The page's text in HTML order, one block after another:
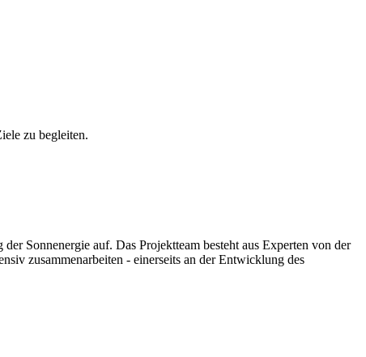
zu begleiten.
Sonnenergie auf. Das Projektteam besteht aus Experten von der
zusammenarbeiten - einerseits an der Entwicklung des